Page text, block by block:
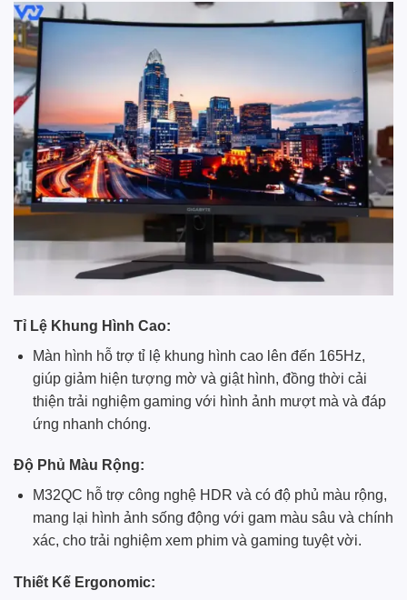
Tỉ Lệ Khung Hình Cao:
Màn hình hỗ trợ tỉ lệ khung hình cao lên đến 165Hz,
giúp giảm hiện tượng mờ và giật hình, đồng thời cải
thiện trải nghiệm gaming với hình ảnh mượt mà và đáp
ứng nhanh chóng.
Độ Phủ Màu Rộng:
M32QC hỗ trợ công nghệ HDR và có độ phủ màu rộng,
mang lại hình ảnh sống động với gam màu sâu và chính
xác, cho trải nghiệm xem phim và gaming tuyệt vời.
Thiết Kế Ergonomic: